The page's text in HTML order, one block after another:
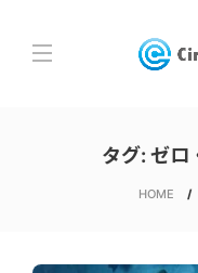
タグ: ゼロ
HOME